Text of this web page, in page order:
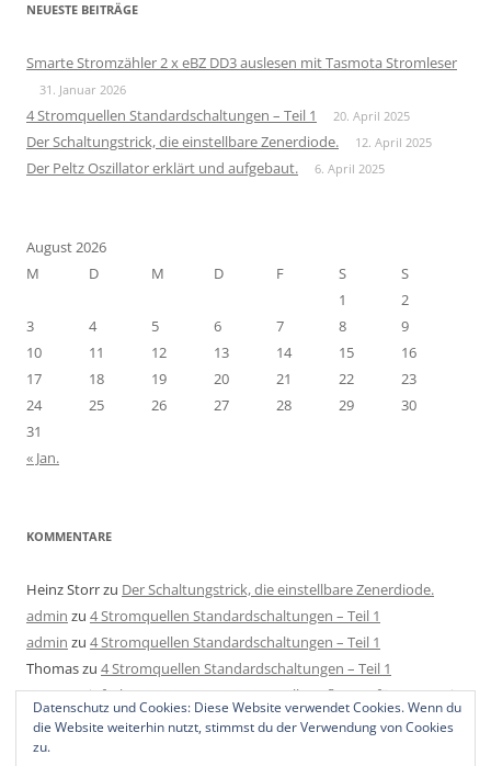
NEUESTE BEITRÄGE
Smarte Stromzähler 2 x eBZ DD3 auslesen mit Tasmota Stromleser
31. Januar 2026
4 Stromquellen Standardschaltungen – Teil 1 20. April 2025
Der Schaltungstrick, die einstellbare Zenerdiode. 12. April 2025
Der Peltz Oszillator erklärt und aufgebaut. 6. April 2025
August 2026
M
D M D F S
S
1
2
3
4 5 6 7 8
9
10
11 12 13 14 15
16
17
18 19 20 21 22
23
24
25 26 27 28 29
30
31
« Jan.
KOMMENTARE
Heinz Storrzu Der Schaltungstrick, die einstellbare Zenerdiode.
admin zu 4 Stromquellen Standardschaltungen – Teil 1
admin zu 4 Stromquellen Standardschaltungen – Teil 1
Thomaszu 4 Stromquellen Standardschaltungen – Teil 1
MatszuEinfache LED Konstantstromquelle aufbauen für 4-40V mit
2 Bauteilen, 1 Regler und 1 Widerstand.
Datenschutz und Cookies: Diese Website verwendet Cookies. Wenn du
die Website weiterhin nutzt, stimmst du der Verwendung von Cookies
zu.